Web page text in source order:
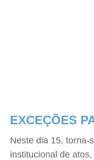
EXCEÇÕES
Neste dia 15, torna-
institucional de